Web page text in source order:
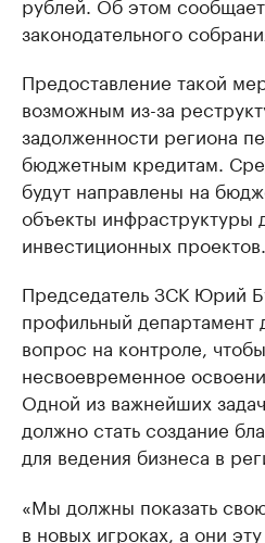
законодательного
Предоставление такой
возможным из-за
задолженности региона
бюджетным кредитам.
будут направлены на
объекты инфраструктуры
инвестиционных проектов.
Председатель ЗСК Юрий
профильный департамент
вопрос на контроле,
несвоевременное
Одной из важнейших
должно стать создание
для ведения бизнеса в
«Мы должны показать
в новых игроках, а они